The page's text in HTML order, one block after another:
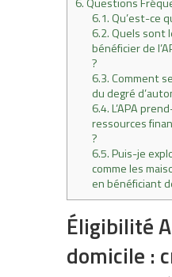
6.1. Qu’est-ce
6.2. Quels sont
bénéficier de
?
6.3.Comment
du degré
6.4.L’APA
ressources
?
6.5.Puis-je
comme les
en bénéficiant
Éligibilité
domicile :